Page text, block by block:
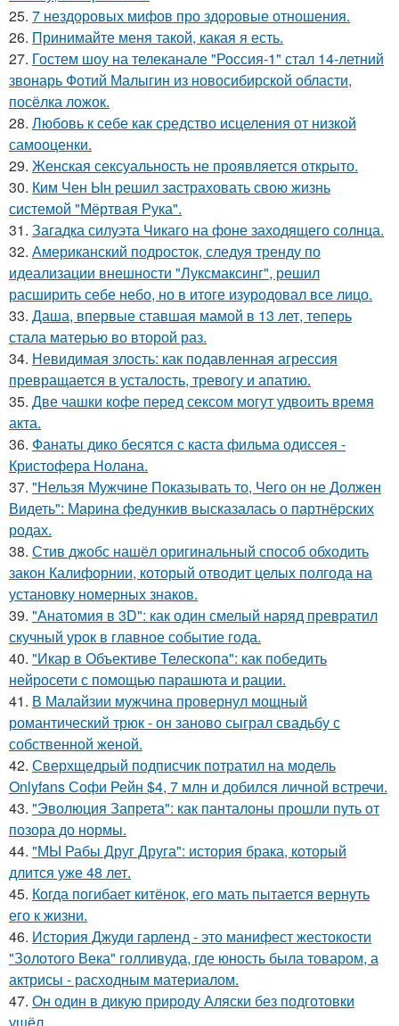
25. 7 нездоровых мифов про здоровые отношения.
26. Принимайте меня такой, какая я есть.
27. Гостем шоу на телеканале "Россия-1" стал 14-летний
звонарь Фотий Малыгин из новосибирской области,
посёлка ложок.
28. Любовь к себе как средство исцеления от низкой
самооценки.
29. Женская сексуальность не проявляется открыто.
30. Ким Чен Ын решил застраховать свою жизнь
системой "Мёртвая Рука".
31. Загадка силуэта Чикаго на фоне заходящего солнца.
32. Американский подросток, следуя тренду по
идеализации внешности "Луксмаксинг", решил
расширить себе небо, но в итоге изуродовал все лицо.
33. Даша, впервые ставшая мамой в 13 лет, теперь
стала матерью во второй раз.
34. Невидимая злость: как подавленная агрессия
превращается в усталость, тревогу и апатию.
35. Две чашки кофе перед сексом могут удвоить время
акта.
36. Фанаты дико бесятся с каста фильма одиссея -
Кристофера Нолана.
37. "Нельзя Мужчине Показывать то, Чего он не Должен
Видеть": Марина федункив высказалась о партнёрских
родах.
38. Стив джобс нашёл оригинальный способ обходить
закон Калифорнии, который отводит целых полгода на
установку номерных знаков.
39. "Анатомия в 3D": как один смелый наряд превратил
скучный урок в главное событие года.
40. "Икар в Объективе Телескопа": как победить
нейросети с помощью парашюта и рации.
41. В Малайзии мужчина провернул мощный
романтический трюк - он заново сыграл свадьбу с
собственной женой.
42. Сверхщедрый подписчик потратил на модель
Onlyfans Софи Рейн $4, 7 млн и добился личной встречи.
43. "Эволюция Запрета": как панталоны прошли путь от
позора до нормы.
44. "МЫ Рабы Друг Друга": история брака, который
длится уже 48 лет.
45. Когда погибает китёнок, его мать пытается вернуть
его к жизни.
46. История Джуди гарленд - это манифест жестокости
"Золотого Века" голливуда, где юность была товаром, а
актрисы - расходным материалом.
47. Он один в дикую природу Аляски без подготовки
ушёл.